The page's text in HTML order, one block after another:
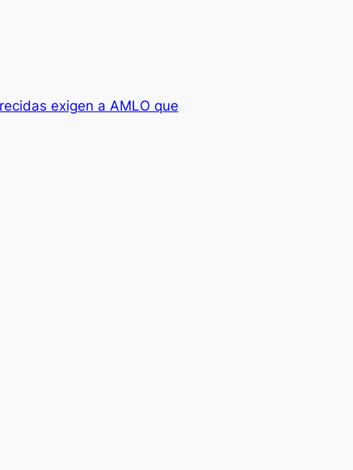
exigen a AMLO que